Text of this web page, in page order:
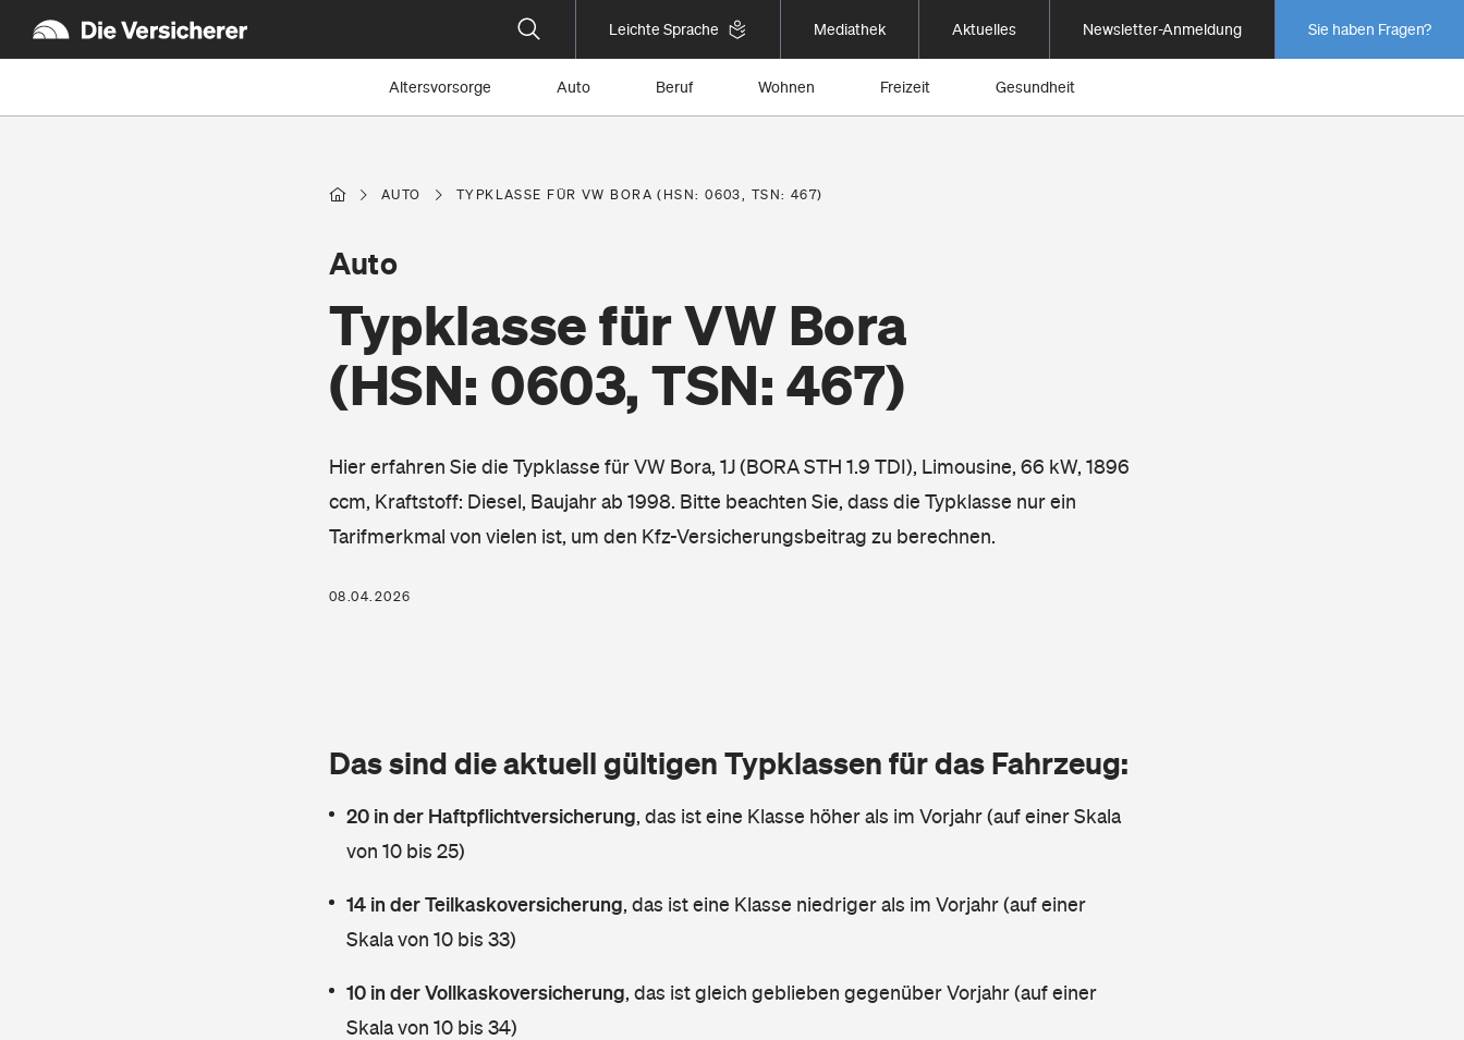
Leichte Sprache Mediathek Aktuelles Newsletter-Anmeldung Sie haben Fragen?
Altersvorsorge Auto Beruf Wohnen Freizeit Gesundheit
AUTO TYPKLASSE FÜR VW BORA (HSN: 0603, TSN: 467)
Typklasse für VW Bora
(HSN: 0603, TSN: 467)
Auto
Hier erfahren Sie die Typklasse für VW Bora, 1J (BORA STH 1.9 TDI), Limousine, 66 kW, 1896
ccm, Kraftstoff: Diesel, Baujahr ab 1998. Bitte beachten Sie, dass die Typklasse nur ein
Tarifmerkmal von vielen ist, um den Kfz-Versicherungsbeitrag zu berechnen.
08.04.2026
Das sind die aktuell gültigen Typklassen für das Fahrzeug:
20 in der Haftpflichtversicherung, das ist eine Klasse höher als im Vorjahr (auf einer Skala
von 10 bis 25)
14 in der Teilkaskoversicherung, das ist eine Klasse niedriger als im Vorjahr (auf einer
Skala von 10 bis 33)
10 in der Vollkaskoversicherung, das ist gleich geblieben gegenüber Vorjahr (auf einer
Skala von 10 bis 34)